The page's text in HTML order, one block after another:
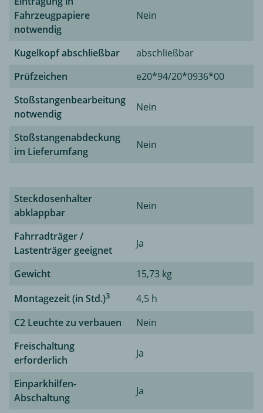
Fahrzeugpapiere
notwendig
Nein
Kugelkopf abschließbar
abschließbar
Prüfzeichen
e20*94/20*0936*00
Stoßstangenbearbeitung
notwendig
Nein
Stoßstangenabdeckung
im Lieferumfang
Nein
Steckdosenhalter
abklappbar
Nein
Fahrradträger /
Lastenträger geeignet
Ja
Gewicht
15,73 kg
Montagezeit (in Std.)3
4,5 h
C2 Leuchte zu verbauen
Nein
Freischaltung
erforderlich
Ja
Einparkhilfen-
Abschaltung
Ja